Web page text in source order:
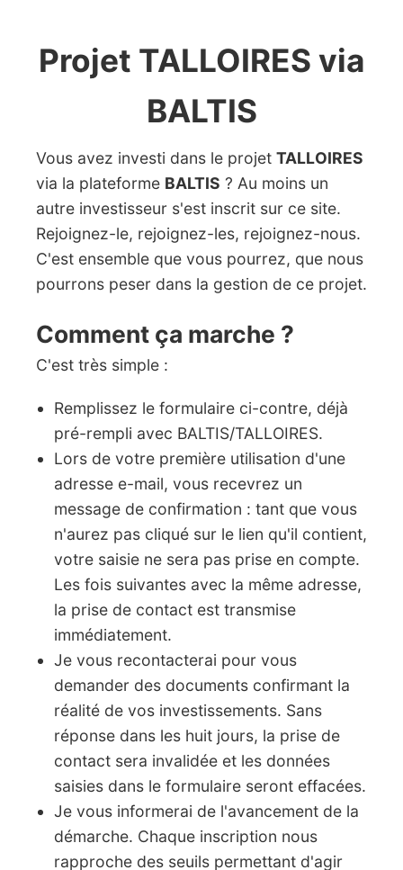
Projet TALLOIRES via
BALTIS
Vous avez investi dans le projet TALLOIRES
via la plateforme BALTIS ? Au moins un
autre investisseur s'est inscrit sur ce site.
Rejoignez-le, rejoignez-les, rejoignez-nous.
C'est ensemble que vous pourrez, que nous
pourrons peser dans la gestion de ce projet.
Comment ça marche ?
C'est très simple :
Remplissez le formulaire ci-contre, déjà
pré-rempli avec BALTIS/TALLOIRES.
Lors de votre première utilisation d'une
adresse e-mail, vous recevrez un
message de confirmation : tant que vous
n'aurez pas cliqué sur le lien qu'il contient,
votre saisie ne sera pas prise en compte.
Les fois suivantes avec la même adresse,
la prise de contact est transmise
immédiatement.
Je vous recontacterai pour vous
demander des documents confirmant la
réalité de vos investissements. Sans
réponse dans les huit jours, la prise de
contact sera invalidée et les données
saisies dans le formulaire seront effacées.
Je vous informerai de l'avancement de la
démarche. Chaque inscription nous
rapproche des seuils permettant d'agir